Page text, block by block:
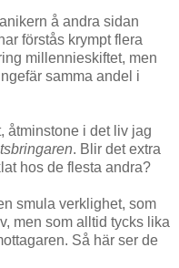
å andra sidan
förstås krympt flera
millennieskiftet, men
samma andel i
åtminstone i det liv jag
. Blir det extra
hos de flesta andra?
smula verklighet, som
men som alltid tycks lika
Så här ser de